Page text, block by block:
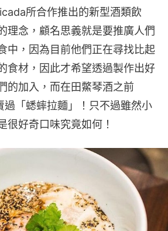
所合作推出的新型酒類飲
理念，顧名思義就是要推廣人們
中，因為目前他們正在尋找比起
食材，因此才希望透過製作出好
的加入，而在田鱉琴酒之前
「蟋蟀拉麵」！只不過雖然小
很好奇口味究竟如何！